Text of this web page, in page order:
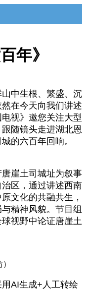
年》
中生根、繁盛、沉
在今天向我们讲述
视》邀您关注大型
随镜头走进湖北恩
的六百年回响。
唐崖土司城址为叙事
区，通过讲述西南
文化的共融共生，
精神风貌。节目组
视野中论证唐崖土
AI生成+人工转绘